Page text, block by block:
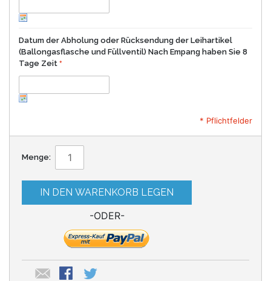
Datum der Abholung oder Rücksendung der Leihartikel
(Ballongasflasche und Füllventil) Nach Empang haben Sie 8
Tage Zeit
* Pflichtfelder
Menge:
IN DEN WARENKORB LEGEN
-ODER-